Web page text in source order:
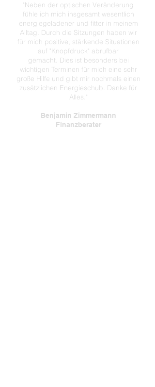
"Neben der optischen Veränderung
fühle ich mich insgesamt wesentlich
energiegeladener und fitter in meinem
Alltag. Durch die Sitzungen haben wir
für mich positive, stärkende Situationen
auf "Knopfdruck" abrufbar
gemacht. Dies ist besonders bei
wichtigen Terminen für mich eine sehr
große Hilfe und gibt mir nochmals einen
zusätzlichen Energieschub. Danke für
Alles."
Benjamin Zimmermann
Finanzberater